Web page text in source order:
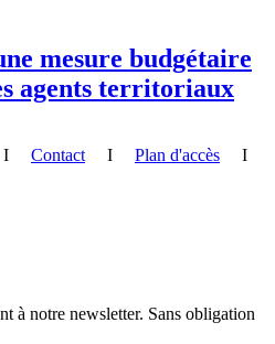
mesure budgétaire
agents territoriaux
I Contact I Plan d'accès I
à notre newsletter. Sans obligation